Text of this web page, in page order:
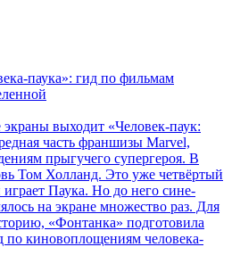
паука»: гид по фильмам
выходит «Человек-паук:
часть франшизы Marvel,
прыгучего супергероя. В
Том Холланд. Это уже четвёртый
Паука. Но до него сине-
на экране множество раз. Для
«Фонтанка» подготовила
киновоплощениям человека-